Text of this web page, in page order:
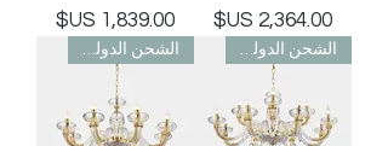
السعر السعر
الشحن الدولي مجاني الشحن الدولي مجاني